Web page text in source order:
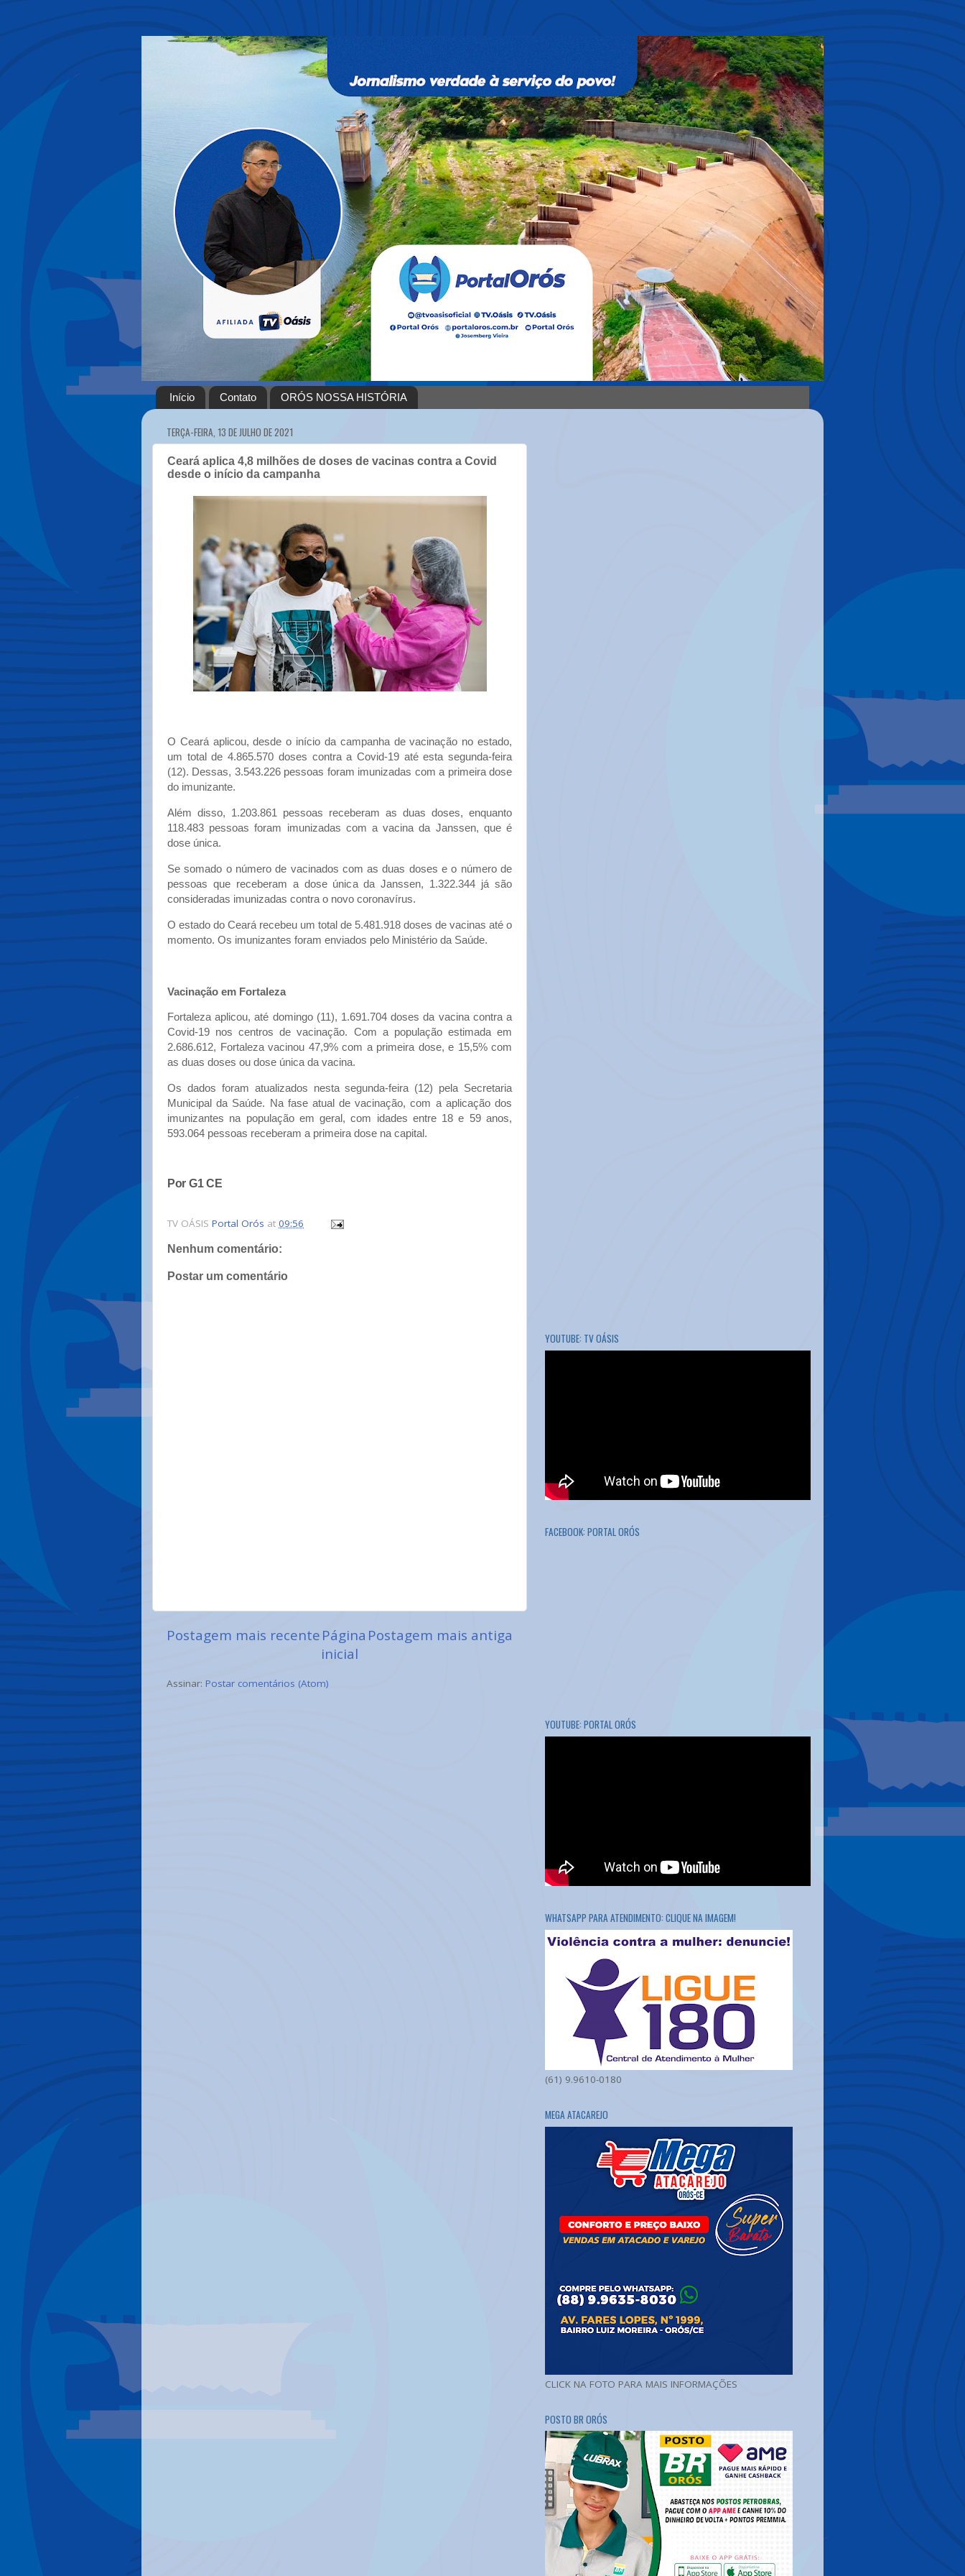
Início Contato ORÓS NOSSA HISTÓRIA
TERÇA-FEIRA, 13 DE JULHO DE 2021
Ceará aplica 4,8 milhões de doses de vacinas contra a Covid
desde o início da campanha
O Ceará aplicou, desde o início da campanha de vacinação no estado,
um total de 4.865.570 doses contra a Covid-19 até esta segunda-feira
(12). Dessas, 3.543.226 pessoas foram imunizadas com a primeira dose
do imunizante.
Além disso, 1.203.861 pessoas receberam as duas doses, enquanto
118.483 pessoas foram imunizadas com a vacina da Janssen, que é
dose única.
Se somado o número de vacinados com as duas doses e o número de
pessoas que receberam a dose única da Janssen, 1.322.344 já são
consideradas imunizadas contra o novo coronavírus.
O estado do Ceará recebeu um total de 5.481.918 doses de vacinas até o
momento. Os imunizantes foram enviados pelo Ministério da Saúde.
Vacinação em Fortaleza
Fortaleza aplicou, até domingo (11), 1.691.704 doses da vacina contra a
Covid-19 nos centros de vacinação. Com a população estimada em
2.686.612, Fortaleza vacinou 47,9% com a primeira dose, e 15,5% com
as duas doses ou dose única da vacina.
Os dados foram atualizados nesta segunda-feira (12) pela Secretaria
Municipal da Saúde. Na fase atual de vacinação, com a aplicação dos
imunizantes na população em geral, com idades entre 18 e 59 anos,
593.064 pessoas receberam a primeira dose na capital.
Por G1 CE
TV OÁSIS Portal Orós at 09:56
Nenhum comentário:
Postar um comentário
Postagem mais recente Postagem mais antiga
Página
inicial
Assinar: Postar comentários (Atom)
YOUTUBE: TV OÁSIS
FACEBOOK: PORTAL ORÓS
YOUTUBE: PORTAL ORÓS
WHATSAPP PARA ATENDIMENTO: CLIQUE NA IMAGEM!
(61) 9.9610-0180
MEGA ATACAREJO
CLICK NA FOTO PARA MAIS INFORMAÇÕES
POSTO BR ORÓS